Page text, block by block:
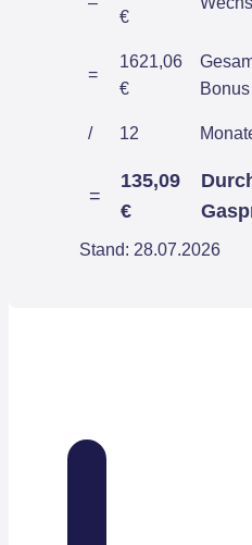
€
=
1621,06
€
/ 12
=
135,09
€
Stand: 28.07.2026